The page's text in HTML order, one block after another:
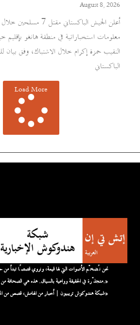
August 8, 2026
أعلن الجيش الباكستاني
معلومات استخباراتية في منطقة هانغو بإقليم
النقيب حمزة إكرام خلال الاشتباك، وفق بيان
الباكستاني
Load More
متجذّرة في الحقيقة وواعية بالسياق. هذه هي الصحافة من الهوامش.»
«شبكة هندوكوش تريبيون | أخبار من الهامش، قصص من المنبع»